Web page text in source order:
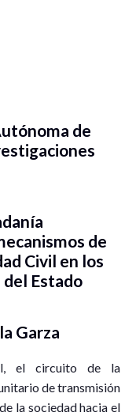
de
de
Civil en los
Estado
Garza
el circuito de la
de transmisión
la sociedad hacia el